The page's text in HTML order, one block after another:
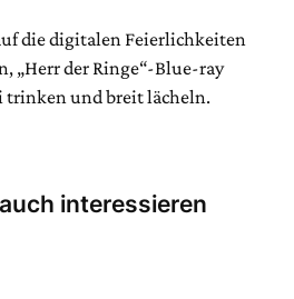
die digitalen Feierlichkeiten
„Herr der Ringe“-Blue-ray
trinken und breit lächeln.
interessieren